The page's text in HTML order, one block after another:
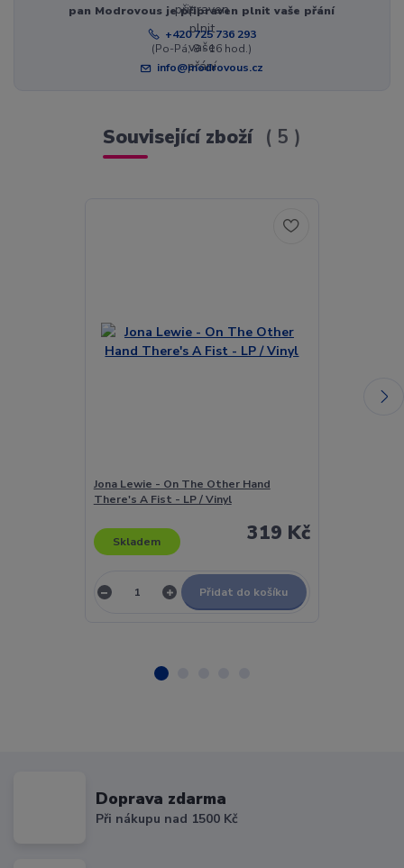
pan Modrovous je připraven plnit vaše přání
+420 725 736 293
(Po-Pá, 8 - 16 hod.)
info@modrovous.cz
Související zboží 5
Jona Lewie - On The Other Hand
There's A Fist - LP / Vinyl
319 Kč
Skladem
Přidat do košíku
Doprava zdarma
Při nákupu nad 1500 Kč